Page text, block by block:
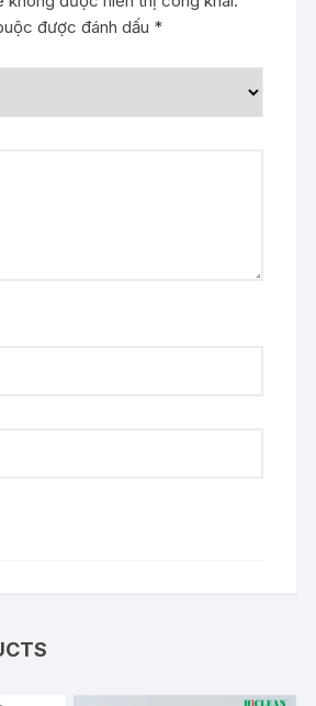
được đánh dấu *